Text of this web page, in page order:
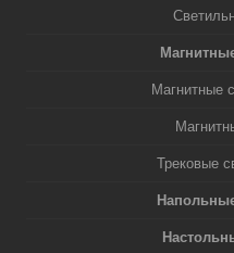
Магнитные
Трековые